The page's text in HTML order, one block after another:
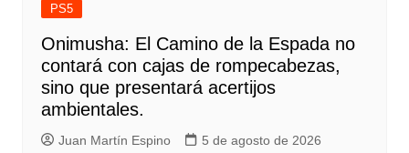
PS5
Onimusha: El Camino de la Espada no
contará con cajas de rompecabezas,
sino que presentará acertijos
ambientales.
Juan Martín Espino
5 de agosto de 2026